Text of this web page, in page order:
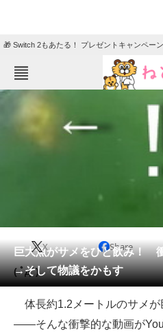
🎁 Switch 2もあたる！ プレゼントキャンペーン
ねとらぼメニュー
エンタメ
会員記事
メディア
注目記事を集めた総合ページ
巨大魚がサメをひと飲み！
→そして物議をかもす
X Share
( ﾟдﾟ)
体長約1.2メートルのサメが
――そんな衝撃的な動画が